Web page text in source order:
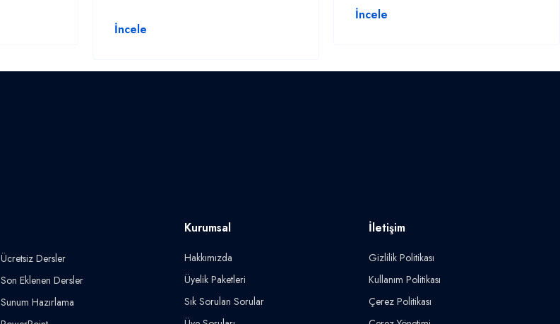
İncele
İncele
Ücretsiz Dersler
Son Eklenen Dersler
Sunum Hazırlama
Kurumsal
Hakkımızda
Üyelik Paketleri
Sık Sorulan Sorular
İletişim
Gizlilik Politikası
Kullanım Politikası
Çerez Politikası